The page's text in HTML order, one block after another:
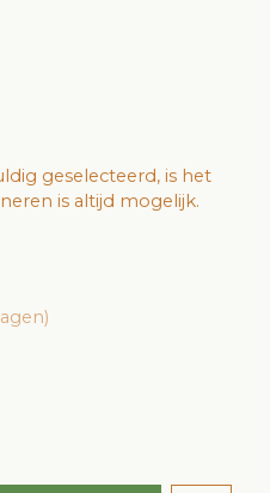
geselecteerd, is het
is altijd mogelijk.